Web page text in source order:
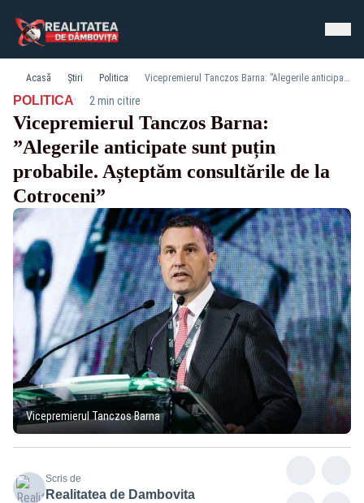
Acasă Știri Politica Vicepremierul Tanczos Barna: ”Alegerile anticipate sunt puțin probabile. Așteptăm consultările de la Cotroceni”
POLITICA· 2 min citire
Vicepremierul Tanczos Barna:
”Alegerile anticipate sunt puțin
probabile. Așteptăm consultările de la
Cotroceni”
Vicepremierul Tanczos Barna
Scris de
Realitatea de Dambovita